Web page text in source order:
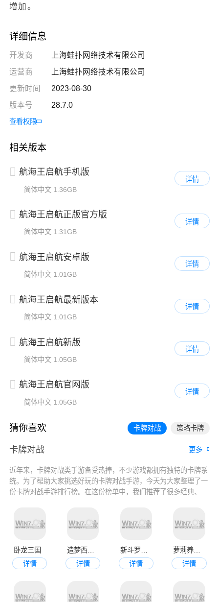
增加。
详细信息
开发商
上海蛙扑网络技术有限公司
运营商
上海蛙扑网络技术有限公司
更新时间
2023-08-30
版本号
28.7.0
查看权限
相关版本
航海王启航手机版
简体中文 1.36GB
详情
航海王启航正版官方版
简体中文 1.31GB
详情
航海王启航安卓版
简体中文 1.01GB
详情
航海王启航最新版本
简体中文 1.01GB
详情
航海王启航新版
简体中文 1.05GB
详情
航海王启航官网版
简体中文 1.05GB
详情
猜你喜欢 卡牌对战 策略卡牌
卡牌对战 更多
近年来，卡牌对战类手游备受热捧，不少游戏都拥有独特的卡牌系
统。为了帮助大家挑选好玩的卡牌对战手游，今天为大家整理了一
份卡牌对战手游排行榜。在这份榜单中，我们推荐了很多经典、好
看看吧！
卧龙三国
详情
详情
详情
详情